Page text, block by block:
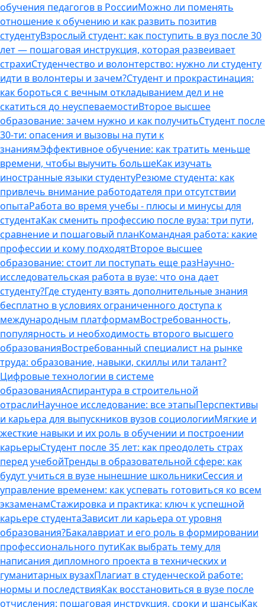
обучения педагогов в РоссииМожно ли поменять
отношение к обучению и как развить позитив
студентуВзрослый студент: как поступить в вуз после 30
лет — пошаговая инструкция, которая развеивает
страхиСтуденчество и волонтерство: нужно ли cтуденту
идти в волонтеры и зачем?Студент и прокрастинация:
как бороться с вечным откладыванием дел и не
скатиться до неуспеваемостиВторое высшее
образование: зачем нужно и как получитьСтудент после
30-ти: опасения и вызовы на пути к
знаниямЭффективное обучение: как тратить меньше
времени, чтобы выучить большеКак изучать
иностранные языки студентуРезюме студента: как
привлечь внимание работодателя при отсутствии
опытаРабота во время учебы - плюсы и минусы для
студентаКак сменить профессию после вуза: три пути,
сравнение и пошаговый планКомандная работа: какие
профессии и кому подходятВторое высшее
образование: стоит ли поступать еще разНаучно-
исследовательская работа в вузе: что она дает
студенту?Где студенту взять дополнительные знания
бесплатно в условиях ограниченного доступа к
международным платформамВостребованность,
популярность и необходимость второго высшего
образованияВостребованный специалист на рынке
труда: образование, навыки, скиллы или талант?
Цифровые технологии в системе
образованияАспирантура в строительной
отраслиНаучное исследование: все этапыПерспективы
и карьера для выпускников вузов социологииМягкие и
жесткие навыки и их роль в обучении и построении
карьерыСтудент после 35 лет: как преодолеть страх
перед учебойТренды в образовательной сфере: как
будут учиться в вузе нынешние школьникиСессия и
управление временем: как успевать готовиться ко всем
экзаменамСтажировка и практика: ключ к успешной
карьере студентаЗависит ли карьера от уровня
образования?Бакалавриат и его роль в формировании
профессионального путиКак выбрать тему для
написания дипломного проекта в технических и
гуманитарных вузахПлагиат в студенческой работе:
нормы и последствияКак восстановиться в вузе после
отчисления: пошаговая инструкция, сроки и шансыКак